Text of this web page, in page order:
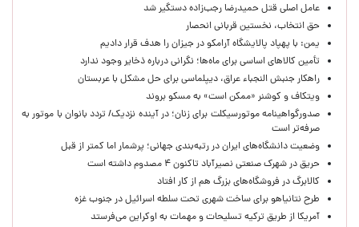
عامل اصلی قتل حمیدرضا رجب‌زاده دستگیر شد
حق انتخاب، نخستین قربانی انحصار
یمن: با پهپاد پالایشگاه آرامکو در جیزان را هدف قرار دادیم
تأمین کالاهای اساسی برای ماه‌ها؛ نگرانی درباره ذخایر وجود ندارد
راهکار جنبش النجباء عراق، دیپلماسی برای حل مشکل با عربستان
ویتکاف و کوشنر «ممکن است» به مسکو بروند
صدورگواهینامه موتورسیکلت برای زنان؛ در آینده نزدیک/ تردد بانوان با موتور به‌
صرفه‌تر است
وضعیت دانشگاه‌های ایران در رتبه‌بندی جهانی؛ پرشمار اما کمتر از قبل
حریق در شهرک صنعتی نصیرآباد تاکنون ۴ مصدوم داشته است
کالابرگ در فروشگاه‌های بزرگ هم از کار افتاد
طرح نتانیاهو برای ساخت شهری تحت سلطه اسرائیل در جنوب غزه
آمریکا از طریق ترکیه تسلیحات و مهمات به اوکراین می‌فرستد